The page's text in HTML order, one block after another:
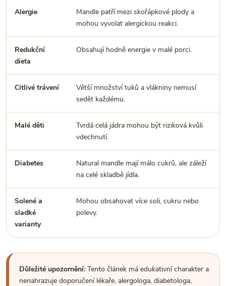
Alergie
Mandle patří mezi skořápkové plody a
mohou vyvolat alergickou reakci.
Redukční
dieta
Obsahují hodně energie v malé porci.
Citlivé trávení
Větší množství tuků a vlákniny nemusí
sedět každému.
Malé děti
Tvrdá celá jádra mohou být riziková kvůli
vdechnutí.
Diabetes
Natural mandle mají málo cukrů, ale záleží
na celé skladbě jídla.
Solené a
sladké
varianty
Mohou obsahovat více soli, cukru nebo
polevy.
Důležité upozornění: Tento článek má edukativní charakter a
nenahrazuje doporučení lékaře, alergologa, diabetologa,